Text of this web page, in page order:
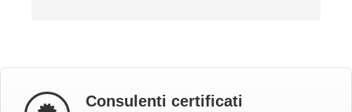
Consulenti certificati